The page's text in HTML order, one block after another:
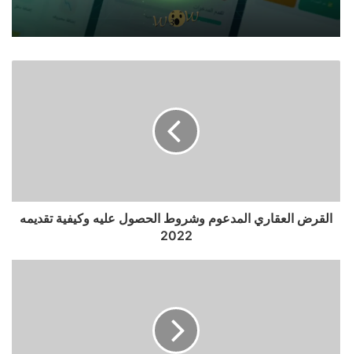
القرض العقاري المدعوم وشروط الحصول عليه وكيفية تقديمه
2022